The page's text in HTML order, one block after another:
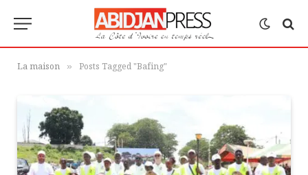
La maison » Posts Tagged "Bafing"